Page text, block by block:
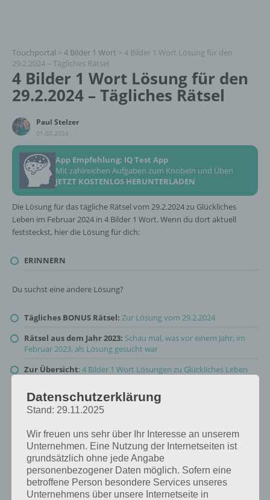
Touchportal > 4 Bilder 1 Wort > 4 Bilder 1 Wort Lösung für den
29.2.2024 – Tägliches Rätsel
4 Bilder 1 Wort Lösung für den
29.2.2024 – Tägliches Rätsel
Paul Stelzer
01.02.2024
App Empfehlung: IQ Test App
Mit zahlreichen Aufgaben zum Knobeln und Üben
JETZT KOSTENLOS HERUNTERLADEN
Die Lösung für das tägliche Rätsel vom 29.2.2024 zu Glückliches
Leben im Februar 2024 in 4 Bilder 1 Wort. Wenn du dort aktuell
feststeckst, hier die Lösung für dich:
ERINNERN
Du suchst eine andere Lösung?
Tägliches BONUS Rätsel: Zur Lösung vom 29.2.2024
Rätsel aus dem Jahr 2023: Schau mal, was vor einem Jahr, im
Februar 2023, als Lösung gesucht war
Zur Übersicht:4 Bilder 1 Wort Lösungen zu Glückliches Leben
Datenschutzerklärung
Stand: 29.11.2025
Wir freuen uns sehr über Ihr Interesse an unserem
Unternehmen. Eine Nutzung der Internetseiten ist
grundsätzlich ohne jede Angabe
personenbezogener Daten möglich. Sofern eine
betroffene Person besondere Services unseres
Unternehmens über unsere Internetseite in